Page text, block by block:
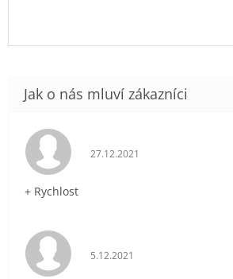
Hodnocení obchodu je 5 z
27.12.2021
+ Rychlost
Hodnocení obchodu je 5 z
5.12.2021